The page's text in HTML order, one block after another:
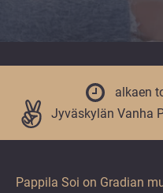
hetkiä
alkaen
Jyväskylän Vanha
Pappila Soi on Gradian